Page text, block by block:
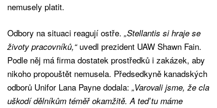
nemusely platit.
Odbory na situaci reagují ostře. „Stellantis si hraje se
životy pracovníků,“uvedl prezident UAW Shawn Fain.
Podle něj má firma dostatek prostředků i zakázek, aby
nikoho propouštět nemusela. Předsedkyně kanadských
odborů Unifor Lana Payne dodala: „Varovali jsme, že cla
uškodí dělníkům téměř okamžitě. A teď tu máme